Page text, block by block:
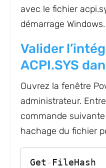
avec le fichier
démarrage Windows.
Valider
ACPI.SYS
Ouvrez la fenêtre
administrateur.
commande
hachage du fichier
Get - FileHash